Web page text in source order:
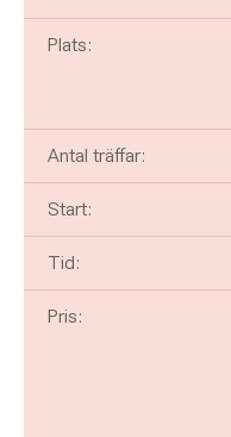
Plats:
Antal träffar:
Start:
Tid:
Pris: